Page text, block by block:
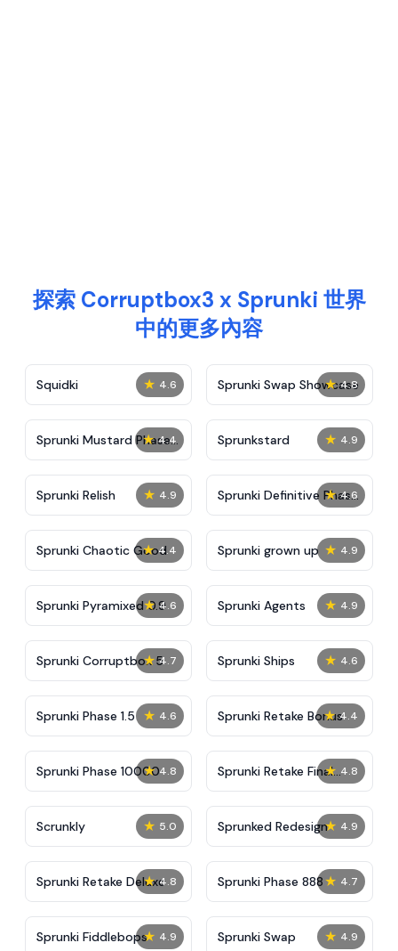
探索 Corruptbox3 x Sprunki 世界
中的更多內容
★ 4.6
Squidki ★ 4.8
Sprunki Swap Showcase
★ 4.4
Sprunki Mustard Phase
2
★ 4.9
Sprunkstard
★ 4.9
Sprunki Relish ★ 4.6
Sprunki Definitive Phase
7
★ 4.4
Sprunki Chaotic Good ★ 4.9
Sprunki grown up
★ 4.6
Sprunki Pyramixed 0.9 ★ 4.9
Sprunki Agents
★ 4.7
Sprunki Corruptbox 5 ★ 4.6
Sprunki Ships
★ 4.6
Sprunki Phase 1.5 ★ 4.4
Sprunki Retake Bonus
★ 4.8
Sprunki Phase 10000 ★ 4.8
Sprunki Retake Final
Update
★ 5.0
Scrunkly ★ 4.9
Sprunked Redesign
★ 4.8
Sprunki Retake Deluxe ★ 4.7
Sprunki Phase 888
★ 4.9
Sprunki Fiddlebops ★ 4.9
Sprunki Swap